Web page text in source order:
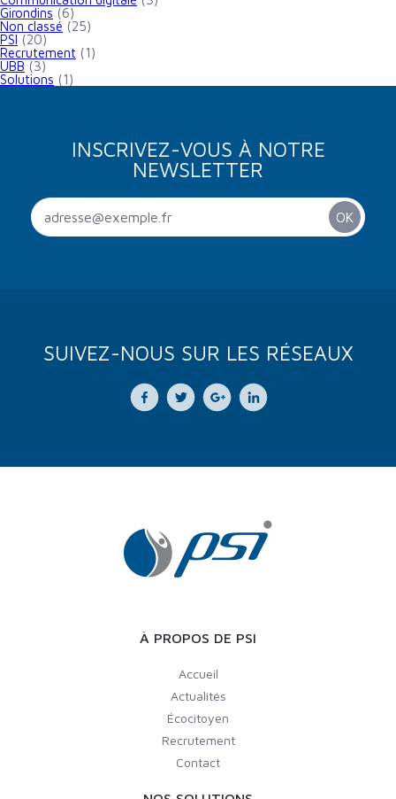
Girondins (6)
Non classé (25)
PSI (20)
Recrutement (1)
UBB (3)
Solutions (1)
INSCRIVEZ-VOUS À NOTRE
NEWSLETTER
SUIVEZ-NOUS SUR LES RÉSEAUX
À PROPOS DE PSI
Accueil
Actualités
Écocitoyen
Recrutement
Contact